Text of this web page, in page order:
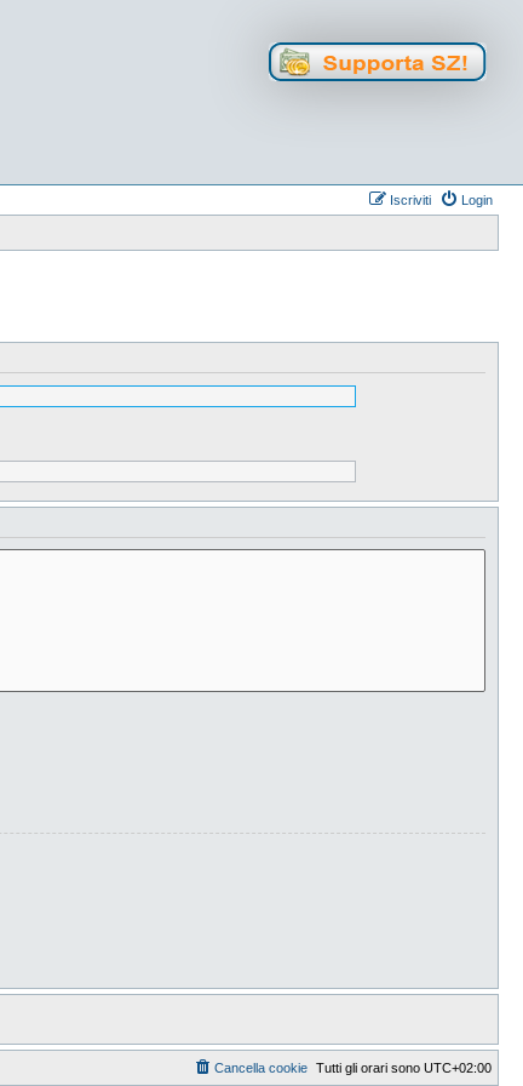
Login
Iscriviti
Tutti gli orari sono UTC+02:00
Cancella cookie